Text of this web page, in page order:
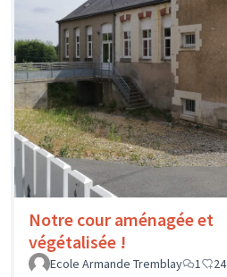
Notre cour aménagée et
végétalisée !
Ecole Armande Tremblay
1 24